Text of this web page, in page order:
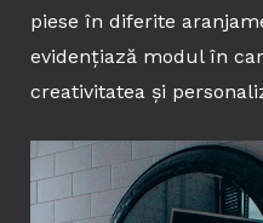
piese în diferite
evidențiază modul în
creativitatea și